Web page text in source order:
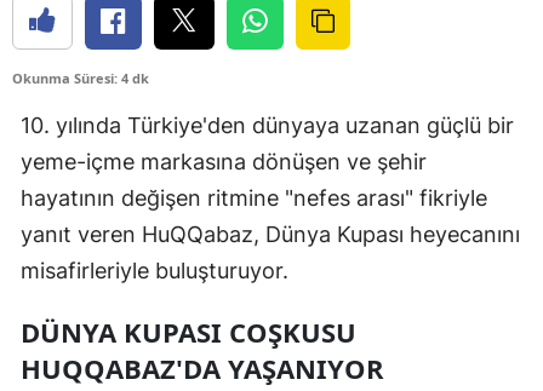
Okunma Süresi: 4 dk
10. yılında Türkiye'den dünyaya uzanan güçlü bir
yeme-içme markasına dönüşen ve şehir
hayatının değişen ritmine "nefes arası" fikriyle
yanıt veren HuQQabaz, Dünya Kupası heyecanını
misafirleriyle buluşturuyor.
DÜNYA KUPASI COŞKUSU
HUQQABAZ'DA YAŞANIYOR